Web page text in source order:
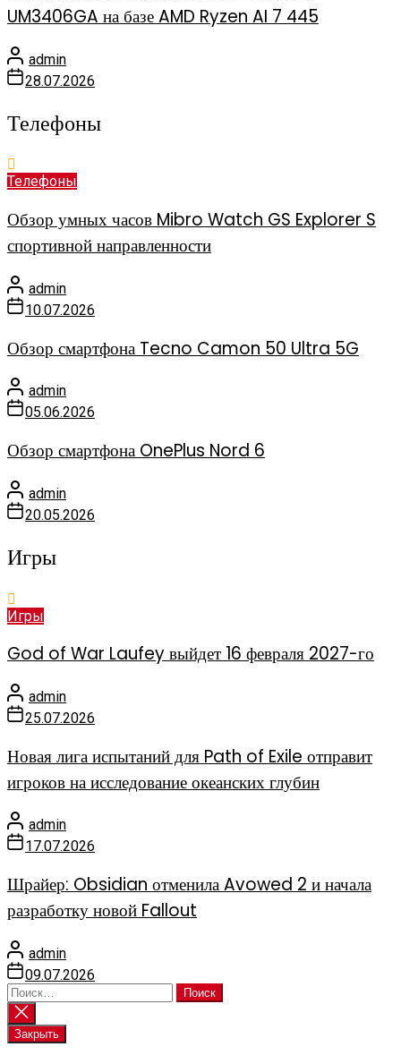
UM3406GA на базе AMD Ryzen AI 7 445
admin
28.07.2026
Телефоны
Телефоны
Обзор умных часов Mibro Watch GS Explorer S
спортивной направленности
admin
10.07.2026
Обзор смартфона Tecno Camon 50 Ultra 5G
admin
05.06.2026
Обзор смартфона OnePlus Nord 6
admin
20.05.2026
Игры
Игры
God of War Laufey выйдет 16 февраля 2027-го
admin
25.07.2026
Новая лига испытаний для Path of Exile отправит
игроков на исследование океанских глубин
admin
17.07.2026
Шрайер: Obsidian отменила Avowed 2 и начала
разработку новой Fallout
admin
09.07.2026
Найти:
Закрыть